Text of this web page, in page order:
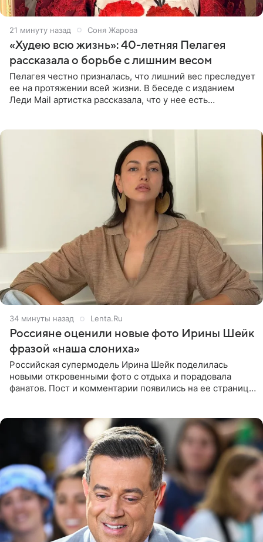
21 минуту назад Соня Жарова
«Худею всю жизнь»: 40-летняя Пелагея
рассказала о борьбе с лишним весом
Пелагея честно призналась, что лишний вес преследует
ее на протяжении всей жизни. В беседе с изданием
Леди Mail артистка рассказала, что у нее есть
34 минуты назад Lenta.Ru
Россияне оценили новые фото Ирины Шейк
фразой «наша слониха»
Российская супермодель Ирина Шейк поделилась
новыми откровенными фото с отдыха и порадовала
фанатов. Пост и комментарии появились на ее странице